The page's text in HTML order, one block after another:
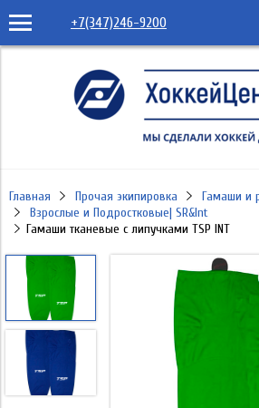
+7(347)246-9200
Главная Прочая экипировка
Гамаши и
Взрослые и Подростковые| SR&Int
Гамаши тканевые с липучками TSP INT